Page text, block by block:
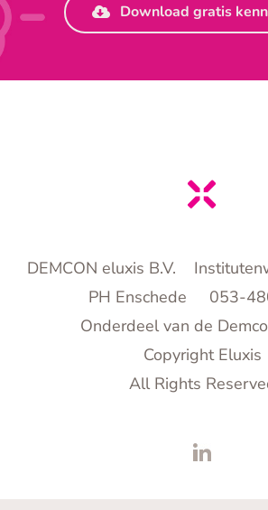
Download gratis
DEMCON eluxis B.V.
PH Enschede 053-
Onderdeel van de
Copyright Eluxis
All Rights